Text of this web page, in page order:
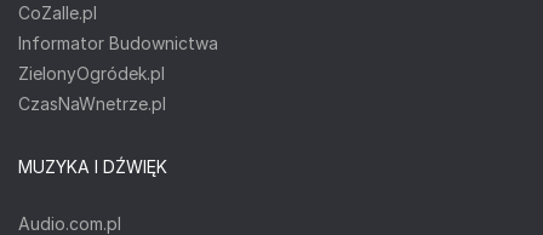
CoZaIle.pl
Informator Budownictwa
ZielonyOgródek.pl
CzasNaWnetrze.pl
MUZYKA I DŹWIĘK
Audio.com.pl